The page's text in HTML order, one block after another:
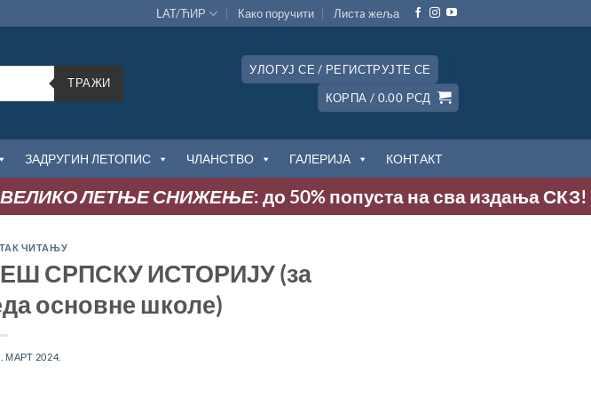
LAT/ЋИР Како поручити Листa жеља
ТРАЖИ
УЛОГУЈ СЕ / РЕГИСТРУЈТЕ СЕ
КОРПА / 0.00 РСД
ЗАДРУГИН ЛЕТОПИС ЧЛАНСТВО ГАЛЕРИЈА КОНТАКТ
ЛЕТЊЕ СНИЖЕЊЕ: до 50% попуста на сва издања СКЗ!
ЧИТАЊУ
СРПСКУ ИСТОРИЈУ (за
основне школе)
МАРТ 2024.